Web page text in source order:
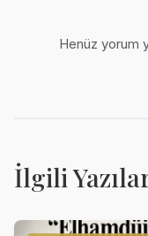
Henüz yorum
İlgili